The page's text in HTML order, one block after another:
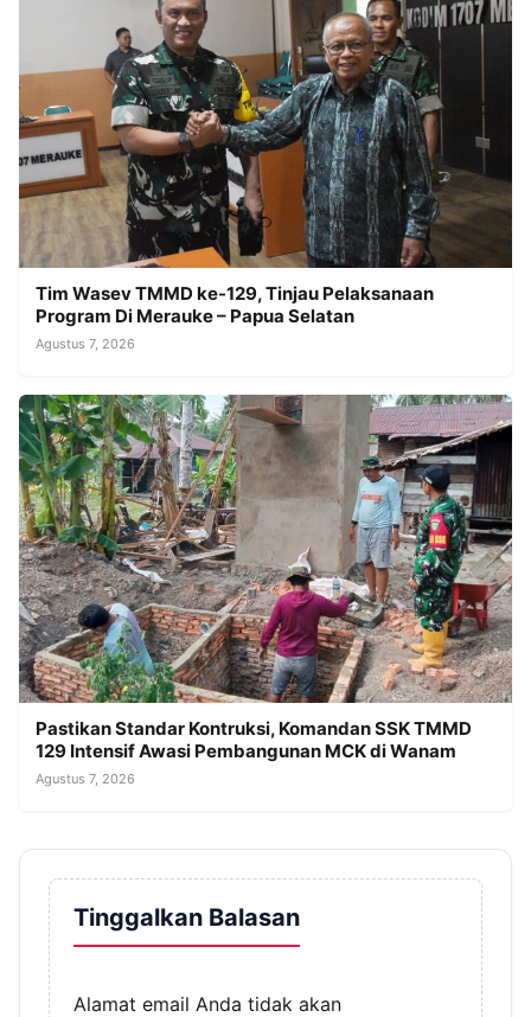
Tim Wasev TMMD ke-129, Tinjau Pelaksanaan
Program Di Merauke – Papua Selatan
Agustus 7, 2026
Pastikan Standar Kontruksi, Komandan SSK TMMD
129 Intensif Awasi Pembangunan MCK di Wanam
Agustus 7, 2026
Tinggalkan Balasan
Alamat email Anda tidak akan